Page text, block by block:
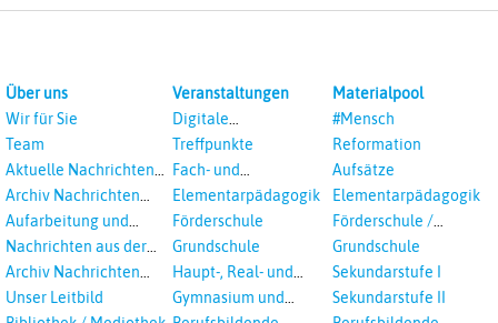
Über uns
Wir für Sie
Team
Aktuelle Nachrichten
aus dem RPI
Archiv Nachrichten
aus dem RPI ab 2018
Aufarbeitung und
Prävention
Landeskirche und EKD
Nachrichten aus der
Landeskirche
Archiv Nachrichten
aus der Landeskirche
Unser Leitbild
Veranstaltungen
Digitale
Veranstaltungen
Treffpunkte
Fach- und
Studientagungen
Elementarpädagogik
Förderschule
Grundschule
Haupt-, Real- und
Oberschule
Gymnasium und
Gesamtschule
Materialpool
#Mensch
Reformation
Aufsätze
Elementarpädagogik
Förderschule /
Inklusion
Grundschule
Sekundarstufe I
Sekundarstufe II